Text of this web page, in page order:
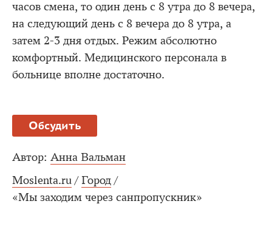
часов смена, то один день с 8 утра до 8 вечера,
на следующий день с 8 вечера до 8 утра, а
затем 2-3 дня отдых. Режим абсолютно
комфортный. Медицинского персонала в
больнице вполне достаточно.
Обсудить
Автор: Анна Вальман
Moslenta.ru / Город /
«Мы заходим через санпропускник»